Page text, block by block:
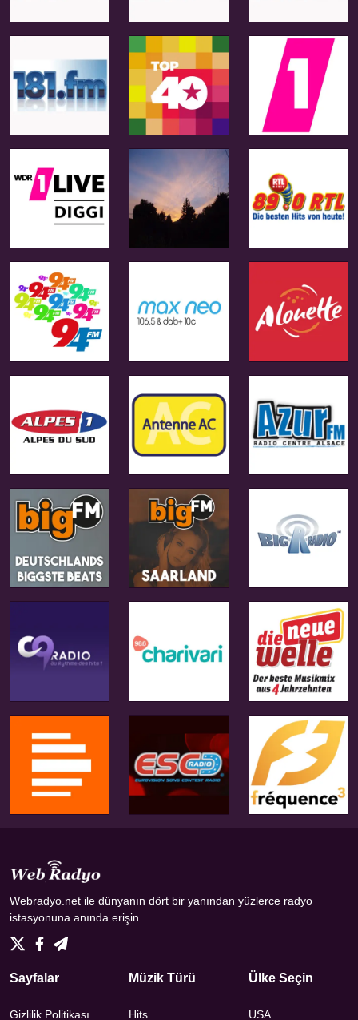
Webradyo.net ile dünyanın dört bir yanından yüzlerce radyo
istasyonuna anında erişin.
Sayfalar
Gizlilik Politikası
Müzik Türü
Hits
Ülke Seçin
USA